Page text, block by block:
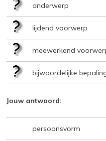
onderwerp
lijdend voorwerp
meewerkend
bijwoordelijke
Jouw antwoord:
persoonsvorm